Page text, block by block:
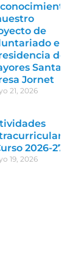
de
en
de
Santa
Jornet
21, 2026
2026-27
19, 2026